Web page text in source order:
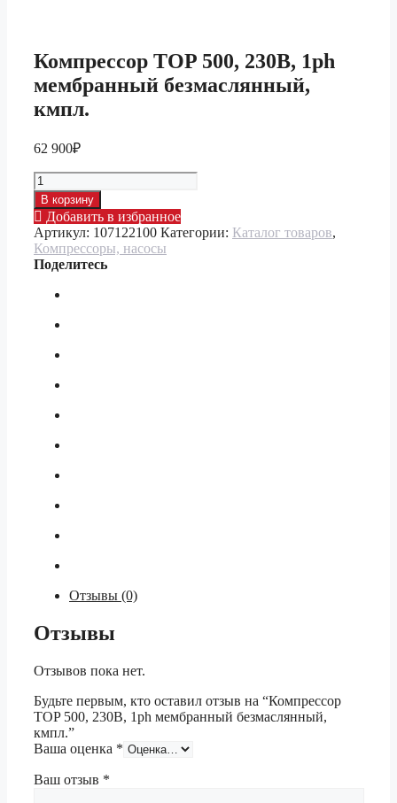
Компрессор TOP 500, 230В, 1ph
мембранный безмаслянный,
кмпл.
62 900₽
Количество
товара
Компрессор
TOP
500,
230В,
1ph
мембранный
кмпл.
В корзину
Добавить в избранное
Артикул: 107122100 Категории: Каталог товаров,
Компрессоры, насосы
Поделитесь
Отзывы (0)
Отзывы
Отзывов пока нет.
Будьте первым, кто оставил отзыв на “Компрессор
TOP 500, 230В, 1ph мембранный безмаслянный,
кмпл.”
Ваша оценка *
Ваш отзыв *